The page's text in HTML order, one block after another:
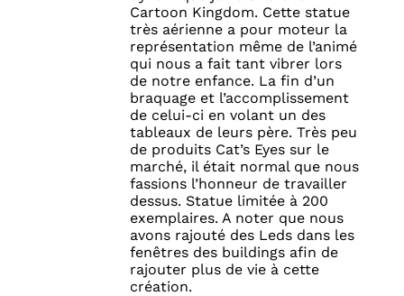
Cartoon Kingdom. Cette statue
très aérienne a pour moteur la
représentation même de l’animé
qui nous a fait tant vibrer lors
de notre enfance. La fin d’un
braquage et l’accomplissement
de celui-ci en volant un des
tableaux de leurs père. Très peu
de produits Cat’s Eyes sur le
marché, il était normal que nous
fassions l’honneur de travailler
dessus. Statue limitée à 200
exemplaires. A noter que nous
avons rajouté des Leds dans les
fenêtres des buildings afin de
rajouter plus de vie à cette
création.